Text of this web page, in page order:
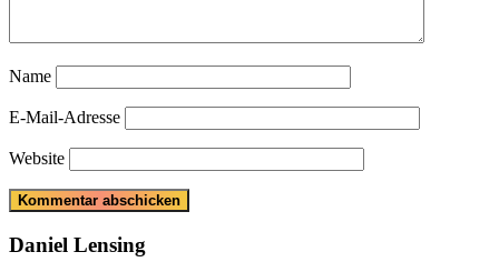
Name
E-Mail-Adresse
Website
Daniel Lensing